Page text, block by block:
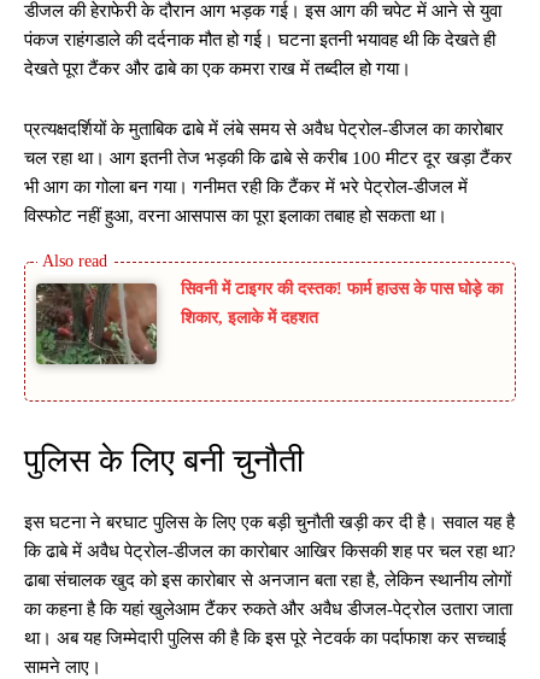
डीजल की हेराफेरी के दौरान आग भड़क गई। इस आग की चपेट में आने से युवा
पंकज राहंगडाले की दर्दनाक मौत हो गई। घटना इतनी भयावह थी कि देखते ही
देखते पूरा टैंकर और ढाबे का एक कमरा राख में तब्दील हो गया।
प्रत्यक्षदर्शियों के मुताबिक ढाबे में लंबे समय से अवैध पेट्रोल-डीजल का कारोबार
चल रहा था। आग इतनी तेज भड़की कि ढाबे से करीब 100 मीटर दूर खड़ा टैंकर
भी आग का गोला बन गया। गनीमत रही कि टैंकर में भरे पेट्रोल-डीजल में
विस्फोट नहीं हुआ, वरना आसपास का पूरा इलाका तबाह हो सकता था।
सिवनी में टाइगर की दस्तक! फार्म हाउस के पास घोड़े का
शिकार, इलाके में दहशत
पुलिस के लिए बनी चुनौती
इस घटना ने बरघाट पुलिस के लिए एक बड़ी चुनौती खड़ी कर दी है। सवाल यह है
कि ढाबे में अवैध पेट्रोल-डीजल का कारोबार आखिर किसकी शह पर चल रहा था?
ढाबा संचालक खुद को इस कारोबार से अनजान बता रहा है, लेकिन स्थानीय लोगों
का कहना है कि यहां खुलेआम टैंकर रुकते और अवैध डीजल-पेट्रोल उतारा जाता
था। अब यह जिम्मेदारी पुलिस की है कि इस पूरे नेटवर्क का पर्दाफाश कर सच्चाई
सामने लाए।